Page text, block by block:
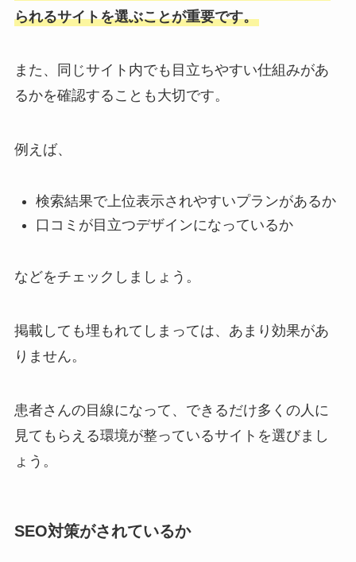
られるサイトを選ぶことが重要です。
また、同じサイト内でも目立ちやすい仕組みがあ
るかを確認することも大切です。
例えば、
検索結果で上位表示されやすいプランがあるか
口コミが目立つデザインになっているか
などをチェックしましょう。
掲載しても埋もれてしまっては、あまり効果があ
りません。
患者さんの目線になって、できるだけ多くの人に
見てもらえる環境が整っているサイトを選びまし
ょう。
SEO対策がされているか